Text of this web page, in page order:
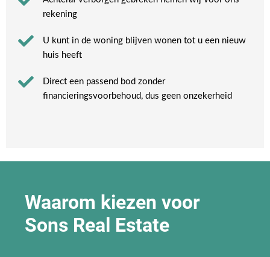
rekening​
U kunt in de woning blijven wonen tot u een nieuw
huis heeft​
Direct een passend bod zonder
financieringsvoorbehoud, dus geen onzekerheid​
Waarom kiezen voor
Sons Real Estate